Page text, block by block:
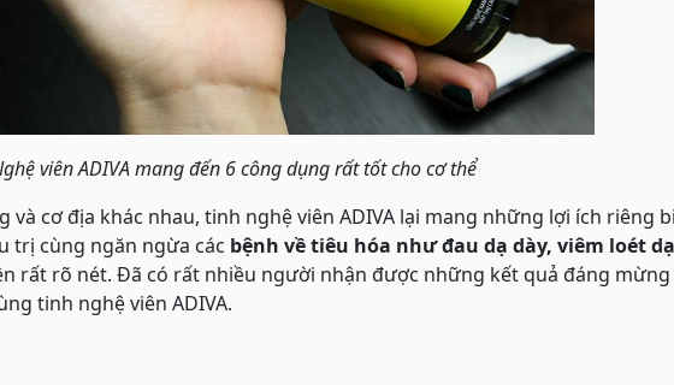
viên ADIVA mang đến 6 công dụng rất tốt cho cơ thể
cơ địa khác nhau, tinh nghệ viên ADIVA lại mang những lợi ích riêng
trị cùng ngăn ngừa các bệnh về tiêu hóa như đau dạ dày, viêm loét
rất rõ nét. Đã có rất nhiều người nhận được những kết quả đáng mừng
tinh nghệ viên ADIVA.